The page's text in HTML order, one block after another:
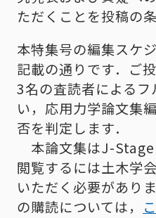
ただくことを投稿の
本特集号の編集スケジ
記載の通りです．ご
3名の査読者による
い，応用力学論文集
否を判定します．
本論文集はJ-Stage
閲覧するには土木学
いただく必要があり
の購読については，